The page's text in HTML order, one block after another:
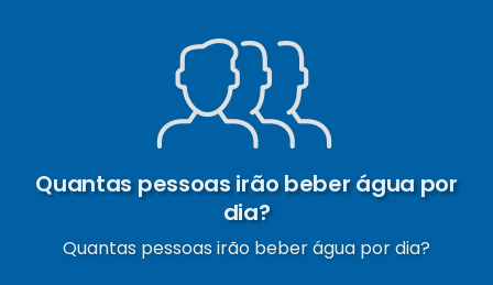
Quantas pessoas irão beber água por
dia?
Quantas pessoas irão beber água por dia?